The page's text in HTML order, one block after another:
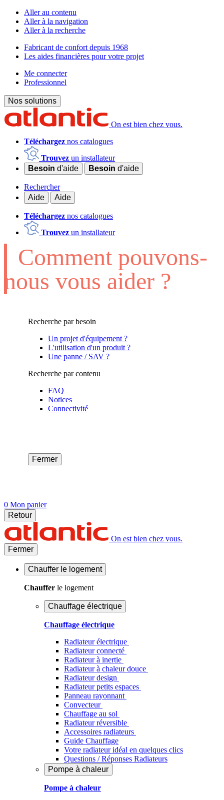
Aller au contenu
Aller à la navigation
Aller à la recherche
Fabricant de confort depuis 1968
Les aides financières pour votre projet
Me connecter
Professionnel
Nos solutions
On est bien chez vous.
Téléchargez nos catalogues
Trouvez un installateur
Besoin d'aide Besoin d'aide
Rechercher
Aide
Aide
Téléchargez nos catalogues
Trouvez un installateur
Comment pouvons-
nous vous aider ?
Recherche par besoin
Un projet d'équipement ?
L'utilisation d'un produit ?
Une panne / SAV ?
Recherche par contenu
FAQ
Notices
Connectivité
Fermer
0 Mon panier
Retour
On est bien chez vous.
Fermer
Chauffer le logement
Chauffer le logement
Chauffage électrique
Chauffage électrique
Radiateur électrique
Radiateur connecté
Radiateur à inertie
Radiateur à chaleur douce
Radiateur design
Radiateur petits espaces
Panneau rayonnant
Convecteur
Chauffage au sol
Radiateur réversible
Accessoires radiateurs
Guide Chauffage
Votre radiateur idéal en quelques clics
Questions / Réponses Radiateurs
Pompe à chaleur
Pompe à chaleur